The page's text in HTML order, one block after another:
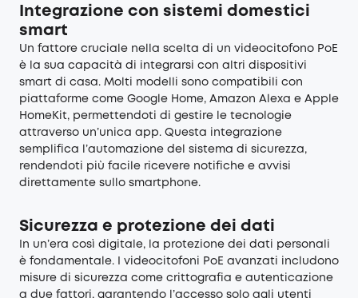
Integrazione con sistemi domestici
smart
Un fattore cruciale nella scelta di un videocitofono PoE
è la sua capacità di integrarsi con altri dispositivi
smart di casa. Molti modelli sono compatibili con
piattaforme come Google Home, Amazon Alexa e Apple
HomeKit, permettendoti di gestire le tecnologie
attraverso un’unica app. Questa integrazione
semplifica l’automazione del sistema di sicurezza,
rendendoti più facile ricevere notifiche e avvisi
direttamente sullo smartphone.
Sicurezza e protezione dei dati
In un’era così digitale, la protezione dei dati personali
è fondamentale. I videocitofoni PoE avanzati includono
misure di sicurezza come crittografia e autenticazione
a due fattori, garantendo l’accesso solo agli utenti